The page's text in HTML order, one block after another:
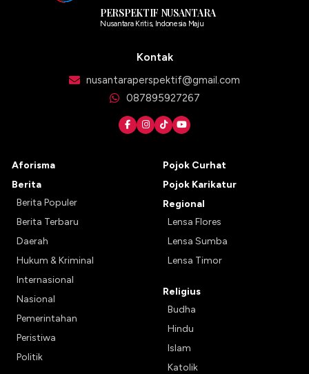
PERSPEKTIF NUSANTARA
Nusantara Kritis, Indonesia Maju
Kontak
nusantaraperspektif@gmail.com
087895927267
Aforisma
Berita
Berita Populer
Berita Terbaru
Daerah
Hukum & Kriminal
Internasional
Nasional
Pemerintahan
Peristiwa
Politik
Pojok Curhat
Pojok Karikatur
Regional
Lensa Flores
Lensa Sumba
Lensa Timor
Religius
Budha
Hindu
Islam
Katolik